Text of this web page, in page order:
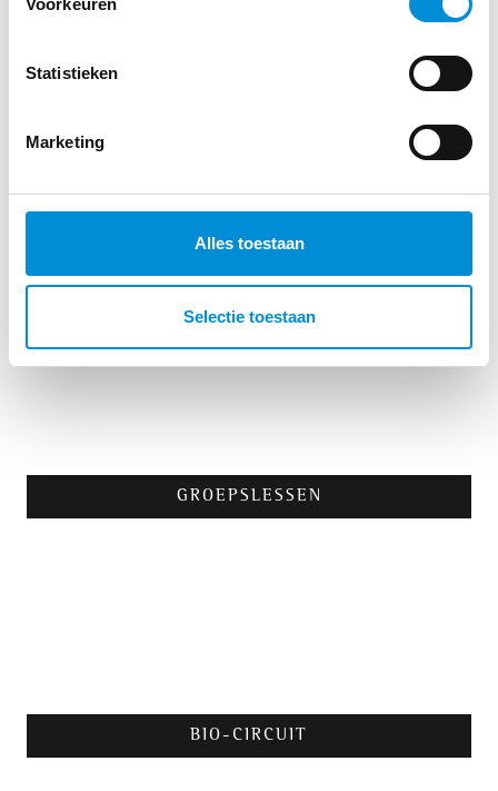
Voorkeuren
Statistieken
Marketing
Alles toestaan
Selectie toestaan
GROEPSLESSEN
BIO-CIRCUIT